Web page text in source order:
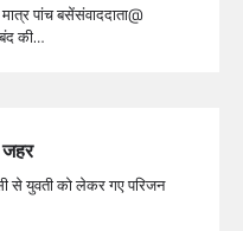
पांच बसेंसंवाददाता@
की…
जहर
से युवती को लेकर गए परिजन